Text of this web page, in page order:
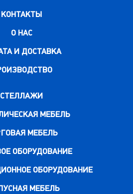
КОНТАКТЫ
О НАС
И ДОСТАВКА
СТЕЛЛАЖИ
МЕБЕЛЬ
МЕБЕЛЬ
ОБОРУДОВАНИЕ
ОБОРУДОВАНИЕ
МЕБЕЛЬ